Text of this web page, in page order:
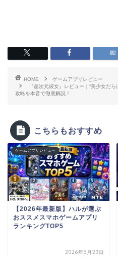
HOME
ゲームアプリレビュー
『超次元彼女』レビュー｜“美少女だ
攻略を本音で徹底解説！
こちらもおすすめ
ゲームアプリレビュー
【2026年最新版】ハルが選ぶ
おススメスマホゲームアプリ
ランキングTOP5
2026年5月23日